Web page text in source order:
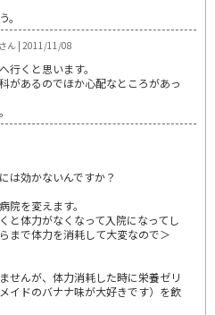
ん | 2011/11/08
行くと思います。
があるのでほか心配なところがあっ
は効かないんですか？
院を変えます。
と体力がなくなって入院になってし
まで体力を消耗して大変なので＞
せんが、体力消耗した時に栄養ゼリ
イドのバナナ味が大好きです）を飲